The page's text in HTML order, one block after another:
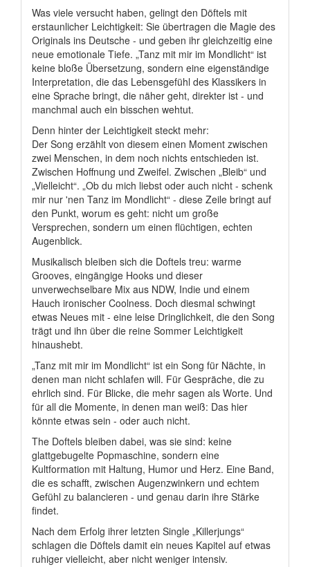
Was viele versucht haben, gelingt den Döftels mit
erstaunlicher Leichtigkeit: Sie übertragen die Magie des
Originals ins Deutsche - und geben ihr gleichzeitig eine
neue emotionale Tiefe. „Tanz mit mir im Mondlicht“ ist
keine bloße Übersetzung, sondern eine eigenständige
Interpretation, die das Lebensgefühl des Klassikers in
eine Sprache bringt, die näher geht, direkter ist - und
manchmal auch ein bisschen wehtut.
Denn hinter der Leichtigkeit steckt mehr:
Der Song erzählt von diesem einen Moment zwischen
zwei Menschen, in dem noch nichts entschieden ist.
Zwischen Hoffnung und Zweifel. Zwischen „Bleib“ und
„Vielleicht“. „Ob du mich liebst oder auch nicht - schenk
mir nur 'nen Tanz im Mondlicht“ - diese Zeile bringt auf
den Punkt, worum es geht: nicht um große
Versprechen, sondern um einen flüchtigen, echten
Augenblick.
Musikalisch bleiben sich die Doftels treu: warme
Grooves, eingängige Hooks und dieser
unverwechselbare Mix aus NDW, Indie und einem
Hauch ironischer Coolness. Doch diesmal schwingt
etwas Neues mit - eine leise Dringlichkeit, die den Song
trägt und ihn über die reine Sommer Leichtigkeit
hinaushebt.
„Tanz mit mir im Mondlicht“ ist ein Song für Nächte, in
denen man nicht schlafen will. Für Gespräche, die zu
ehrlich sind. Für Blicke, die mehr sagen als Worte. Und
für all die Momente, in denen man weiß: Das hier
könnte etwas sein - oder auch nicht.
The Doftels bleiben dabei, was sie sind: keine
glattgebugelte Popmaschine, sondern eine
Kultformation mit Haltung, Humor und Herz. Eine Band,
die es schafft, zwischen Augenzwinkern und echtem
Gefühl zu balancieren - und genau darin ihre Stärke
findet.
Nach dem Erfolg ihrer letzten Single „Killerjungs“
schlagen die Döftels damit ein neues Kapitel auf etwas
ruhiger vielleicht, aber nicht weniger intensiv.